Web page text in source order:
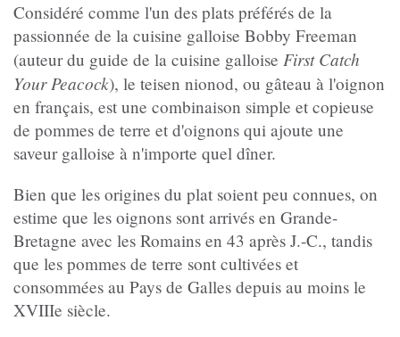
Considéré comme l'un des plats préférés de la
passionnée de la cuisine galloise Bobby Freeman
(auteur du guide de la cuisine galloise First Catch
Your Peacock), le teisen nionod, ou gâteau à l'oignon
en français, est une combinaison simple et copieuse
de pommes de terre et d'oignons qui ajoute une
saveur galloise à n'importe quel dîner.
Bien que les origines du plat soient peu connues, on
estime que les oignons sont arrivés en Grande-
Bretagne avec les Romains en 43 après J.-C., tandis
que les pommes de terre sont cultivées et
consommées au Pays de Galles depuis au moins le
XVIIIe siècle.